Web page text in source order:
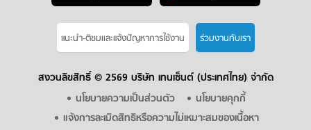
แนะนำ-ติชมเเละแจ้งปัญหาการใช้งาน ร่วมงานกับเรา
สงวนลิขสิทธิ์ © 2569 บริษัท เทนเซ็นต์ (ประเทศไทย) จำกัด
นโยบายความเป็นส่วนตัว
นโยบายคุกกี้
แจ้งการละเมิดสิทธิหรือความไม่เหมาะสมของเนื้อหา